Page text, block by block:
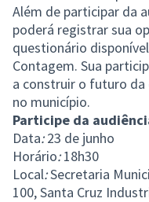
Além de participar da
poderá registrar sua
questionário
Contagem. Sua
a construir o futuro da
no município.
Participe da
Data:23 de junho
Horário:18h30
Local:Secretaria
100, Santa Cruz